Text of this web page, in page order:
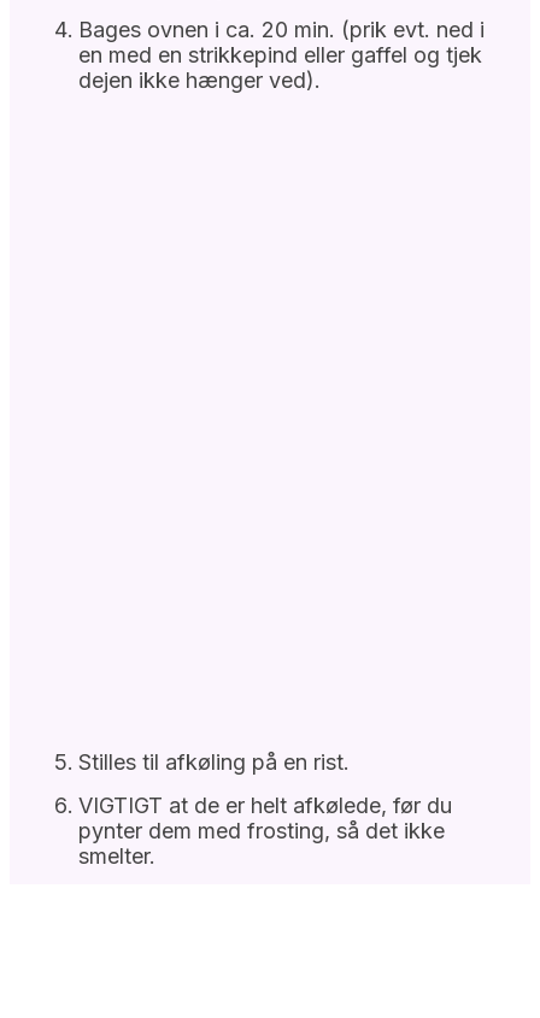
Bages ovnen i ca. 20 min. (prik evt. ned i
en med en strikkepind eller gaffel og tjek
dejen ikke hænger ved).
Stilles til afkøling på en rist.
VIGTIGT at de er helt afkølede, før du
pynter dem med frosting, så det ikke
smelter.